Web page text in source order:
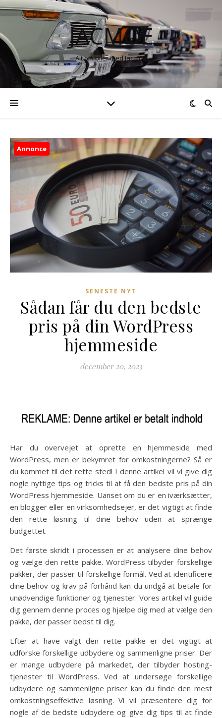
JACMOE
Alt om biler med Jacmoe
Annonce
SENESTE NYT
Sådan får du den bedste
pris på din WordPress
hjemmeside
december 20, 2023
Har du overvejet at oprette en hjemmeside med
WordPress, men er bekymret for omkostningerne? Så er
du kommet til det rette sted! I denne artikel vil vi give dig
nogle nyttige tips og tricks til at få den bedste pris på din
WordPress hjemmeside. Uanset om du er en iværksætter,
en blogger eller en virksomhedsejer, er det vigtigt at finde
den rette løsning til dine behov uden at sprænge
budgettet.
Det første skridt i processen er at analysere dine behov
og vælge den rette pakke. WordPress tilbyder forskellige
pakker, der passer til forskellige formål. Ved at identificere
dine behov og krav på forhånd kan du undgå at betale for
unødvendige funktioner og tjenester. Vores artikel vil guide
dig gennem denne proces og hjælpe dig med at vælge den
pakke, der passer bedst til dig.
Efter at have valgt den rette pakke er det vigtigt at
udforske forskellige udbydere og sammenligne priser. Der
er mange udbydere på markedet, der tilbyder hosting-
tjenester til WordPress. Ved at undersøge forskellige
udbydere og sammenligne priser kan du finde den mest
omkostningseffektive løsning. Vi vil præsentere dig for
nogle af de bedste udbydere og give dig tips til at finde